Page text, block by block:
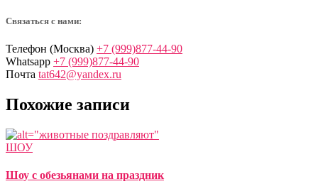
Связаться с нами:
Телефон (Москва) +7 (999)877-44-90
Whatsapp +7 (999)877-44-90
Почта tat642@yandex.ru
Похожие записи
ШОУ
Шоу с обезьянами на праздник